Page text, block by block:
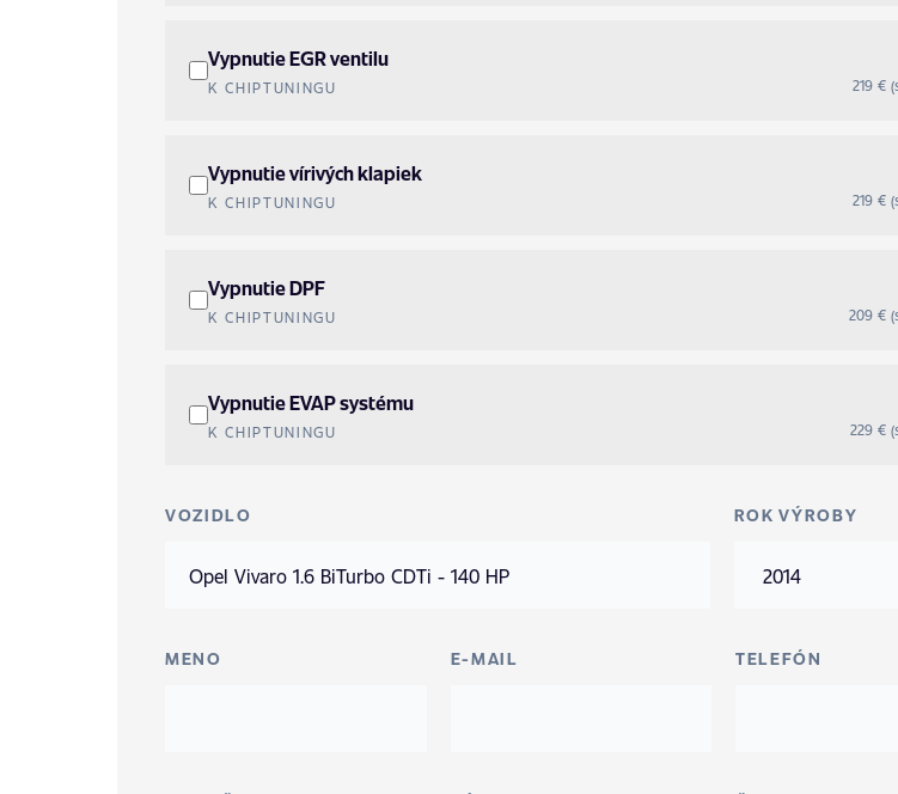
Vypnutie EGR ventilu
K CHIPTUNINGU 219 €
Vypnutie vírivých klapiek
K CHIPTUNINGU 219 €
Vypnutie DPF
K CHIPTUNINGU 209 €
Vypnutie EVAP systému
K CHIPTUNINGU 229 €
VOZIDLO ROK VÝROBY
MENO E-MAIL TELEFÓN